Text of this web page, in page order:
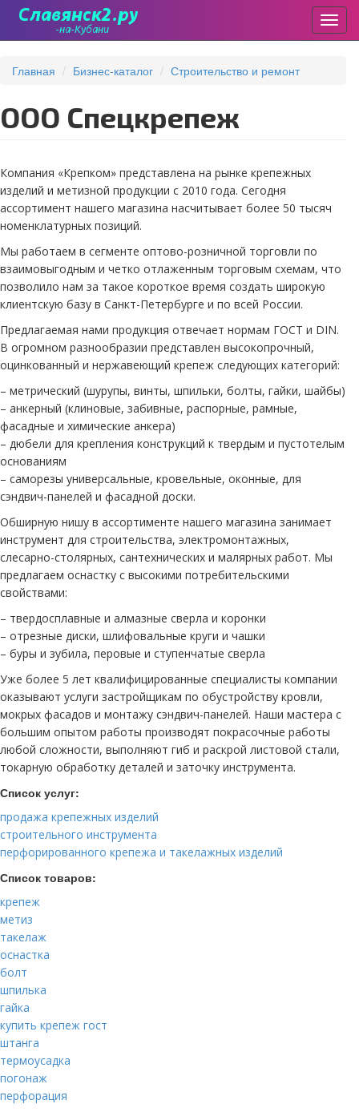
основному
Главная Бизнес-каталог Строительство и ремонт
ООО Спецкрепеж
Компания «Крепком» представлена на рынке крепежных
изделий и метизной продукции с 2010 года. Сегодня
ассортимент нашего магазина насчитывает более 50 тысяч
номенклатурных позиций.
Мы работаем в сегменте оптово-розничной торговли по
взаимовыгодным и четко отлаженным торговым схемам, что
позволило нам за такое короткое время создать широкую
клиентскую базу в Санкт-Петербурге и по всей России.
Предлагаемая нами продукция отвечает нормам ГОСТ и DIN.
В огромном разнообразии представлен высокопрочный,
оцинкованный и нержавеющий крепеж следующих категорий:
– метрический (шурупы, винты, шпильки, болты, гайки, шайбы)
– анкерный (клиновые, забивные, распорные, рамные,
фасадные и химические анкера)
– дюбели для крепления конструкций к твердым и пустотелым
основаниям
– саморезы универсальные, кровельные, оконные, для
сэндвич-панелей и фасадной доски.
Обширную нишу в ассортименте нашего магазина занимает
инструмент для строительства, электромонтажных,
слесарно-столярных, сантехнических и малярных работ. Мы
предлагаем оснастку с высокими потребительскими
свойствами:
– твердосплавные и алмазные сверла и коронки
– отрезные диски, шлифовальные круги и чашки
– буры и зубила, перовые и ступенчатые сверла
Уже более 5 лет квалифицированные специалисты компании
оказывают услуги застройщикам по обустройству кровли,
мокрых фасадов и монтажу сэндвич-панелей. Наши мастера с
большим опытом работы производят покрасочные работы
любой сложности, выполняют гиб и раскрой листовой стали,
токарную обработку деталей и заточку инструмента.
Список услуг:
продажа крепежных изделий
строительного инструмента
перфорированного крепежа и такелажных изделий
Список товаров:
крепеж
метиз
такелаж
оснастка
болт
шпилька
гайка
купить крепеж гост
штанга
термоусадка
погонаж
перфорация